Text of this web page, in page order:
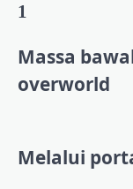
1
Massa
overworld
Melalui